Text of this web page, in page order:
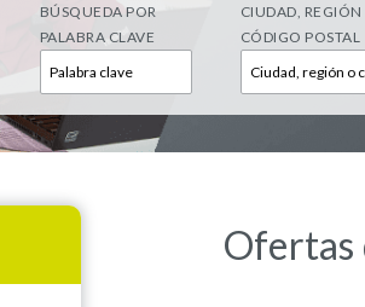
BÚSQUEDA POR
PALABRA CLAVE
CIUDAD, REGIÓN
CÓDIGO POSTAL
Ofertas